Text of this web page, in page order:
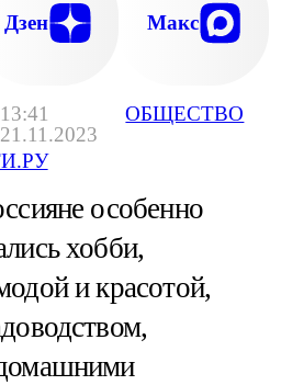
13:41
21.11.2023
ОБЩЕСТВО
Дзен Макс
особенно
хобби,
и красотой,